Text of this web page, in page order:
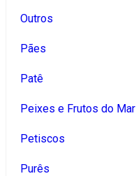
Outros
Pães
Patê
Peixes e Frutos do Mar
Petiscos
Purês